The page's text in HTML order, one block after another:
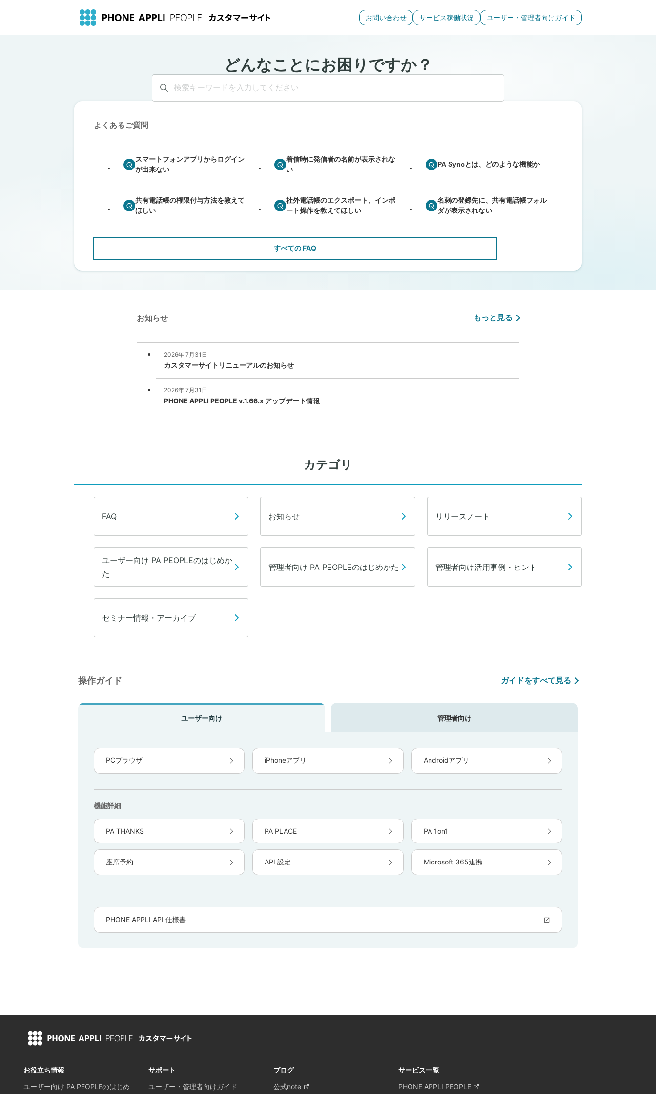
お問い合わせ サービス稼働状況 ユーザー・管理者向けガイド
どんなことにお困りですか？
カテゴリ
FAQ お知らせ リリースノート
ユーザー向け PA PEOPLEのはじめか
た
管理者向け PA PEOPLEのはじめかた 管理者向け活用事例・ヒント
セミナー情報・アーカイブ
お役立ち情報
ユーザー向け PA PEOPLEのはじめ
サポート
ユーザー・管理者向けガイド
ブログ
公式note
サービス一覧
PHONE APPLI PEOPLE